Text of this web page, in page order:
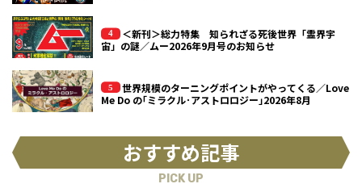
＜新刊＞総力特集 知られざる死後世界「霊界宇
宙」の謎／ムー2026年9月号のお知らせ
世界規模のターニングポイントがやってくる／Love
Me Do の｢ミラクル･アストロロジー｣2026年8月
おすすめ記事
PICK UP